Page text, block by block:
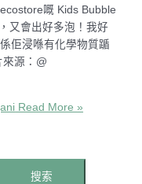
嘅 Kids Bubble
又會出好多泡！我好
佢浸喺有化學物質踲
源：@
Read More »